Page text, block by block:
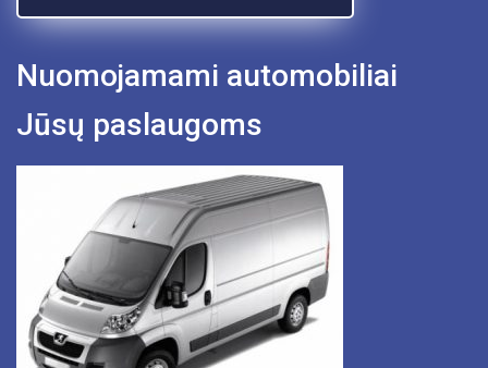
Nuomojamami automobiliai
Jūsų paslaugoms